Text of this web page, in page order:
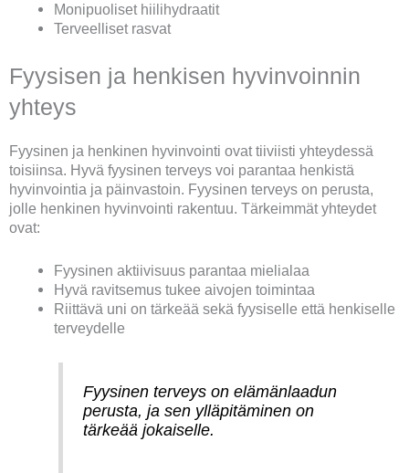
Monipuoliset hiilihydraatit
Terveelliset rasvat
Fyysisen ja henkisen hyvinvoinnin
yhteys
Fyysinen ja henkinen hyvinvointi ovat tiiviisti yhteydessä
toisiinsa. Hyvä fyysinen terveys voi parantaa henkistä
hyvinvointia ja päinvastoin. Fyysinen terveys on perusta,
jolle henkinen hyvinvointi rakentuu. Tärkeimmät yhteydet
ovat:
Fyysinen aktiivisuus parantaa mielialaa
Hyvä ravitsemus tukee aivojen toimintaa
Riittävä uni on tärkeää sekä fyysiselle että henkiselle
terveydelle
Fyysinen terveys on elämänlaadun
perusta, ja sen ylläpitäminen on
tärkeää jokaiselle.